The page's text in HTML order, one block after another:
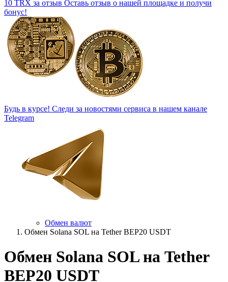
10 TRX за отзыв Оставь отзыв о нашей площадке и получи
бонус!
Будь в курсе! Следи за новостями сервиса в нашем канале
Telegram
Обмен валют
Обмен Solana SOL на Tether BEP20 USDT
Обмен Solana SOL на Tether
BEP20 USDT